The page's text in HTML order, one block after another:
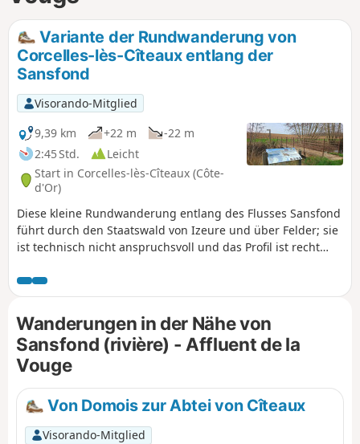
Variante der Rundwanderung von
Corcelles-lès-Cîteaux entlang der
Sansfond
Visorando-Mitglied
9,39 km
+22 m
-22 m
2:45 Std.
Leicht
Start in Corcelles-lès-Cîteaux (Côte-
d'Or)
Diese kleine Rundwanderung entlang des Flusses Sansfond
führt durch den Staatswald von Izeure und über Felder; sie
ist technisch nicht anspruchsvoll und das Profil ist recht
Noiron-sous-Gevrey, da nun eine Fußgängerbrücke es
ermöglicht, den Fluss gefahrlos zu überqueren, um nach
Corcelles-lès-Cîteaux zu gelangen. Eine schöne Wanderung,
ideal für alle.
Wanderungen in der Nähe von
Sansfond (rivière) - Affluent de la
Vouge
Von Domois zur Abtei von Cîteaux
Visorando-Mitglied